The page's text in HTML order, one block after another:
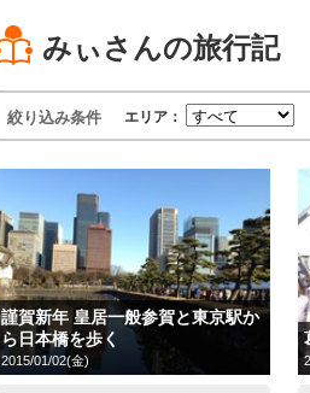
みぃさんの旅行記
絞り込み条件 エリア：
謹賀新年 皇居一般参賀と東京駅か
ら日本橋を歩く
2015/01/02(金)